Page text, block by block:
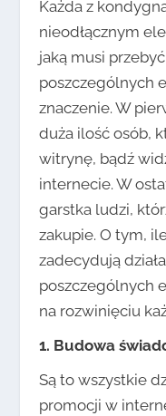
Każda z
nieodłącznym
jaką musi
poszczególnych
znaczenie. W
duża ilość osób,
witrynę, bądź
internecie. W
garstka ludzi,
zakupie. O tym,
zadecydują
poszczególnych
na rozwinięciu
1. Budowa
Są to wszystkie
promocji w